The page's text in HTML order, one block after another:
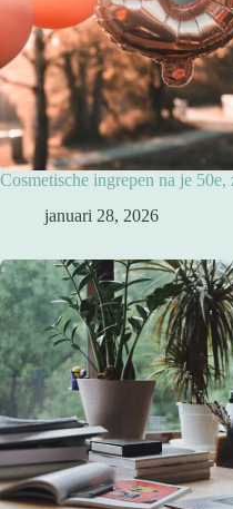
Cosmetische ingrepen na je
januari 28, 2026